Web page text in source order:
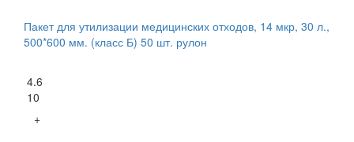
Пакет для утилизации медицинских отходов, 14 мкр, 30 л.,
500*600 мм. (класс Б) 50 шт. рулон
4.6
10
+